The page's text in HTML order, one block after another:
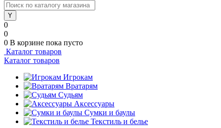
0
0
0 В корзине пока пусто
Каталог товаров
Каталог товаров
Игрокам
Вратарям
Судьям
Аксессуары
Сумки и баулы
Текстиль и белье